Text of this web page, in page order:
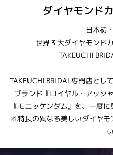
ダイヤモンド
日本初
世界３大ダイヤモンド
TAKEUCHI
TAKEUCHI BRIDAL専門店とし
ブランド『ロイヤル・アッシ
『モニッケンダム』を、一度
れ特長の異なる美しいダイヤ